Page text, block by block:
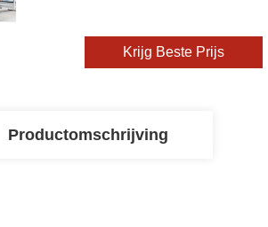
Krijg Beste Prijs
Productomschrijving